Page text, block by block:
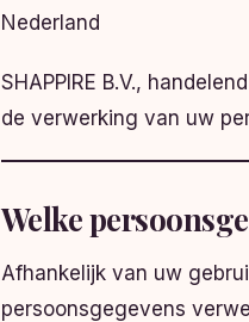
Nederland
SHAPPIRE B.V.,
de verwerking van uw
Welke
Afhankelijk van uw
persoonsgegevens